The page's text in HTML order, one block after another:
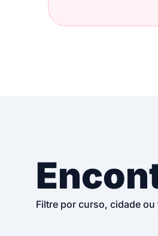
Filtre por curso, cidade